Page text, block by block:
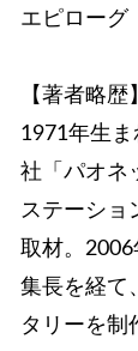
エピローグ
【著者略歴】
1971年生
社「パオネ
ステーショ
取材。
集長を経て
タリーを制